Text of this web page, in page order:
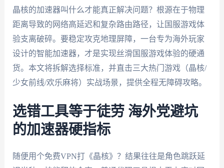
晶核的加速器叫什么才能真正解决问题？根源在于物理
距离导致的网络高延迟和复杂路由路径，让国服游戏体
验支离破碎。要稳定攻克地理屏障，一台专为海外玩家
设计的智能加速器，才是实现丝滑国服游戏体验的硬通
货。本文将拆解选择标准，并直击三大热门游戏（晶核/
少女前线/欢乐麻将）实战场景，提供全程无障碍攻略。
选错工具等于徒劳 海外党避坑
的加速器硬指标
随便用个免费VPN打《晶核》？结果往往是角色跳跃延